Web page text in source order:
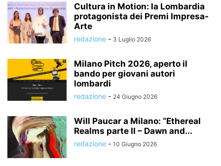
Cultura in Motion: la Lombardia
protagonista dei Premi Impresa-
Arte
redazione - 3 Luglio 2026
Milano Pitch 2026, aperto il
bando per giovani autori
lombardi
redazione - 24 Giugno 2026
Will Paucar a Milano: “Ethereal
Realms parte II – Dawn and...
redazione - 10 Giugno 2026